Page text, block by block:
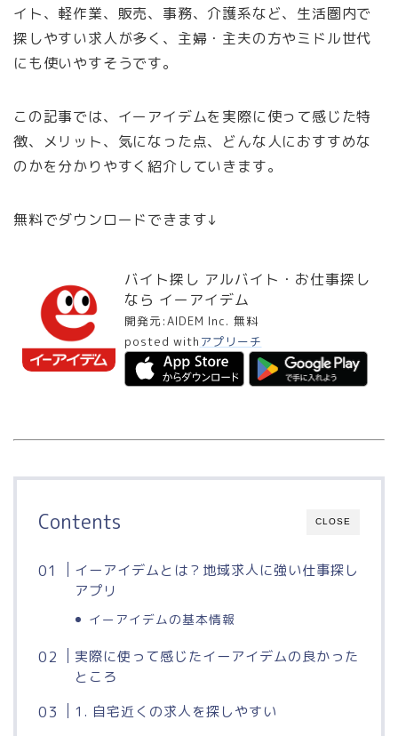
イト、軽作業、販売、事務、介護系など、生活圏内で
探しやすい求人が多く、主婦・主夫の方やミドル世代
にも使いやすそうです。
この記事では、イーアイデムを実際に使って感じた特
徴、メリット、気になった点、どんな人におすすめな
のかを分かりやすく紹介していきます。
無料でダウンロードできます↓
バイト探し アルバイト・お仕事探し
なら イーアイデム
開発元:AIDEM Inc. 無料
posted with アプリーチ
CLOSE
Contents
イーアイデムとは？地域求人に強い仕事探し
アプリ
イーアイデムの基本情報
実際に使って感じたイーアイデムの良かった
ところ
1. 自宅近くの求人を探しやすい